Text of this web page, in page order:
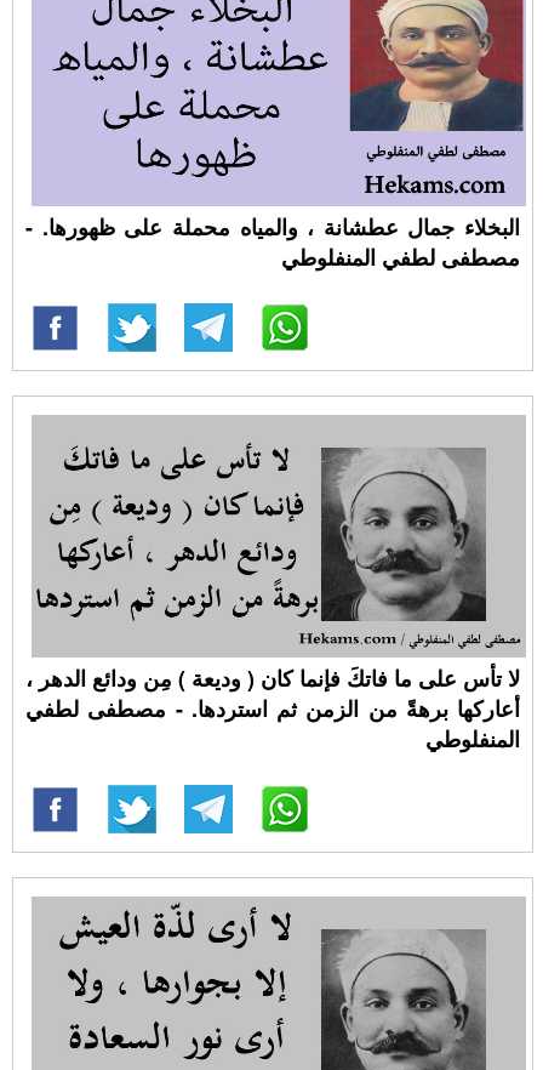
البخلاء جمال عطشانة ، والمياه محملة على ظهورها. -
مصطفى لطفي المنفلوطي
لا تأس على ما فاتكَ فإنما كان ( وديعة ) مِن ودائع الدهر ،
أعاركها برهةً من الزمن ثم استردها. - مصطفى لطفي
المنفلوطي